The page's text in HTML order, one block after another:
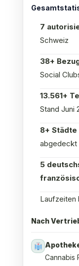
7
Schweiz
38+
Social
13.561+
Stand Juni
8+ Städte
abgedeckt
5
Laufzeiten
Nach
Cannabis